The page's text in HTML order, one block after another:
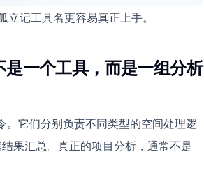
记工具名更容易真正上手。
一个工具，而是一组分析
它们分别负责不同类型的空间处理逻
果汇总。真正的项目分析，通常不是